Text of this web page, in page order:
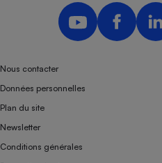
Nous contacter
Données personnelles
Plan du site
Newsletter
Conditions générales